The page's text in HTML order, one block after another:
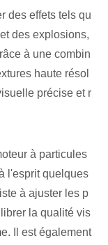
des effets tels qu
des explosions,
à une combin
haute résol
précise et r
à particules
l'esprit quelques
à ajuster les p
la qualité vis
Il est également